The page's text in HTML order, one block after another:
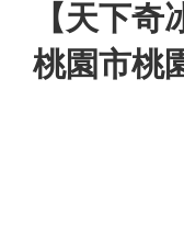
【天下奇
桃園市桃